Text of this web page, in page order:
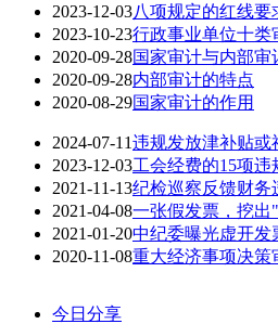
2023-12-03八项规定的红线要
2023-10-23行政事业单位十类
2020-09-28国家审计与内部审
2020-09-28内部审计的特点
2020-08-29国家审计的作用
2024-07-11违规发放津补贴或
2023-12-03工会经费的15项违
2021-11-13纪检巡察反馈财务
2021-04-08一张假发票，挖出
2021-01-20中纪委曝光虚开发
2020-11-08重大经济事项决策
今日分享